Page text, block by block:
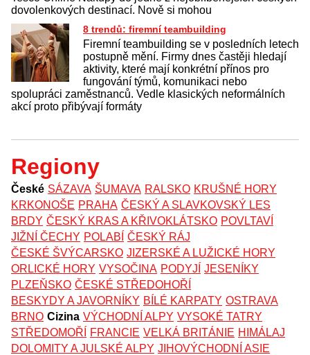
dovolenkových destinací. Nově si mohou
8 trendů: firemní teambuilding
Firemní teambuilding se v posledních letech
postupně mění. Firmy dnes častěji hledají
aktivity, které mají konkrétní přínos pro
fungování týmů, komunikaci nebo
spolupráci zaměstnanců. Vedle klasických neformálních
akcí proto přibývají formáty
Regiony
České SÁZAVA ŠUMAVA RALSKO KRUŠNÉ HORY
KRKONOŠE PRAHA ČESKÝ A SLAVKOVSKÝ LES
BRDY ČESKÝ KRAS A KŘIVOKLÁTSKO POVLTAVÍ
JIŽNÍ ČECHY POLABÍ ČESKÝ RÁJ
ČESKÉ ŠVÝCARSKO JIZERSKÉ A LUŽICKÉ HORY
ORLICKÉ HORY VYSOČINA PODYJÍ JESENÍKY
PLZEŇSKO ČESKÉ STŘEDOHOŘÍ
BESKYDY A JAVORNÍKY BÍLÉ KARPATY OSTRAVA
BRNO Cizina VÝCHODNÍ ALPY VYSOKÉ TATRY
STŘEDOMOŘÍ
FRANCIE VELKÁ BRITÁNIE HIMÁLAJ
DOLOMITY A JULSKÉ ALPY JIHOVÝCHODNÍ ASIE